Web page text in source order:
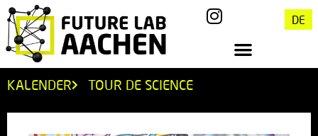
DE
KALENDER TOUR DE SCIENCE